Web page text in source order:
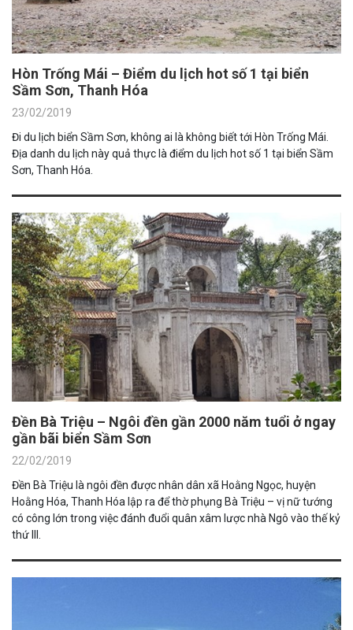
Hòn Trống Mái – Điểm du lịch hot số 1 tại biển
Sầm Sơn, Thanh Hóa
23/02/2019
Đi du lịch biển Sầm Sơn, không ai là không biết tới Hòn Trống Mái.
Địa danh du lịch này quả thực là điểm du lịch hot số 1 tại biển Sầm
Sơn, Thanh Hóa.
Đền Bà Triệu – Ngôi đền gần 2000 năm tuổi ở ngay
gần bãi biển Sầm Sơn
22/02/2019
Đền Bà Triệu là ngôi đền được nhân dân xã Hoằng Ngọc, huyện
Hoằng Hóa, Thanh Hóa lập ra để thờ phụng Bà Triệu – vị nữ tướng
có công lớn trong việc đánh đuổi quân xâm lược nhà Ngô vào thế kỷ
thứ III.